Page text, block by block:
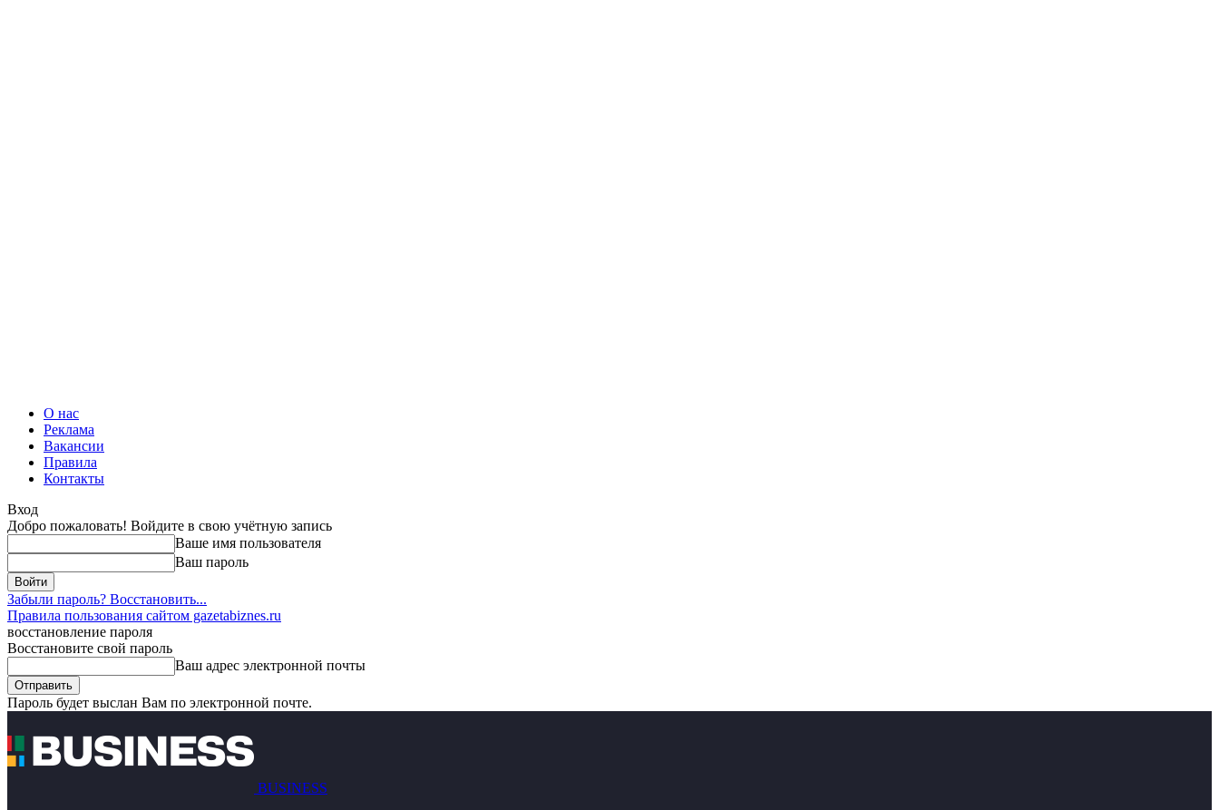
О нас
Реклама
Вакансии
Правила
Контакты
Вход
Добро пожаловать! Войдите в свою учётную запись
Ваше имя пользователя
Ваш пароль
Забыли пароль? Восстановить...
Правила пользования сайтом gazetabiznes.ru
восстановление пароля
Восстановите свой пароль
Ваш адрес электронной почты
Пароль будет выслан Вам по электронной почте.
BUSINESS